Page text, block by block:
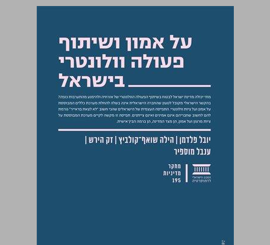
על אמון ושיתוף פעולה וולונטרי בישראל ... 0